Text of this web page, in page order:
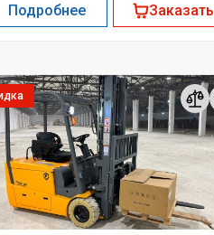
Подробнее Заказать